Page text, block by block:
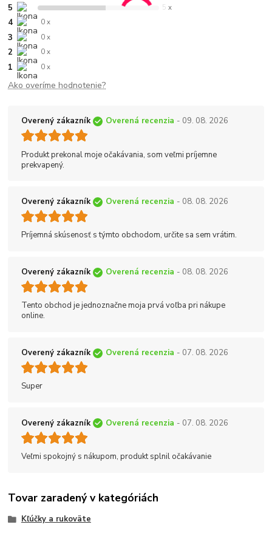
5 5 x
4 0 x
3 0 x
2 0 x
1 0 x
Ako overíme hodnotenie?
Overený zákazník Overená recenzia - 09. 08. 2026
Produkt prekonal moje očakávania, som veľmi príjemne
prekvapený.
Overený zákazník Overená recenzia - 08. 08. 2026
Príjemná skúsenosť s týmto obchodom, určite sa sem vrátim.
Overený zákazník Overená recenzia - 08. 08. 2026
Tento obchod je jednoznačne moja prvá voľba pri nákupe
online.
Overený zákazník Overená recenzia - 07. 08. 2026
Super
Overený zákazník Overená recenzia - 07. 08. 2026
Veľmi spokojný s nákupom, produkt splnil očakávanie
Tovar zaradený v kategóriách
Kľúčky a rukoväte